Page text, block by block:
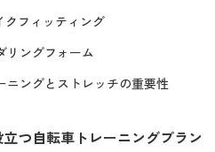
クフィッティング
リングフォーム
ニングとストレッチの重要性
つ自転車トレーニングプラン